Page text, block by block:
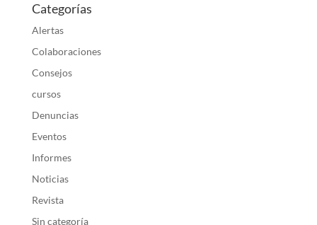
Categorías
Alertas
Colaboraciones
Consejos
cursos
Denuncias
Eventos
Informes
Noticias
Revista
Sin categoría